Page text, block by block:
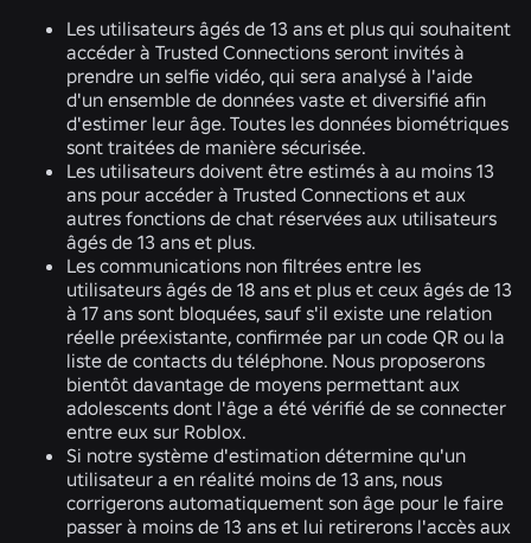
Les utilisateurs âgés de 13 ans et plus qui souhaitent
accéder à Trusted Connections seront invités à
prendre un selfie vidéo, qui sera analysé à l'aide
d'un ensemble de données vaste et diversifié afin
d'estimer leur âge. Toutes les données biométriques
sont traitées de manière sécurisée.
Les utilisateurs doivent être estimés à au moins 13
ans pour accéder à Trusted Connections et aux
autres fonctions de chat réservées aux utilisateurs
âgés de 13 ans et plus.
Les communications non filtrées entre les
utilisateurs âgés de 18 ans et plus et ceux âgés de 13
à 17 ans sont bloquées, sauf s'il existe une relation
réelle préexistante, confirmée par un code QR ou la
liste de contacts du téléphone. Nous proposerons
bientôt davantage de moyens permettant aux
adolescents dont l'âge a été vérifié de se connecter
entre eux sur Roblox.
Si notre système d'estimation détermine qu'un
utilisateur a en réalité moins de 13 ans, nous
corrigerons automatiquement son âge pour le faire
passer à moins de 13 ans et lui retirerons l'accès aux